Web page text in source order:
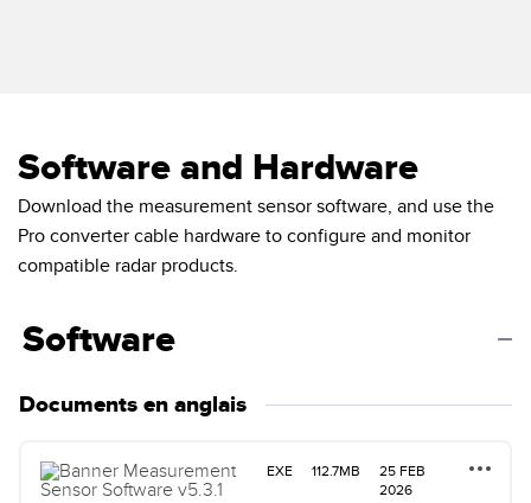
Software and Hardware
Download the measurement sensor software, and use the
Pro converter cable hardware to configure and monitor
compatible radar products.
Software
Documents en anglais
EXE 112.7MB
25 FEB
2026